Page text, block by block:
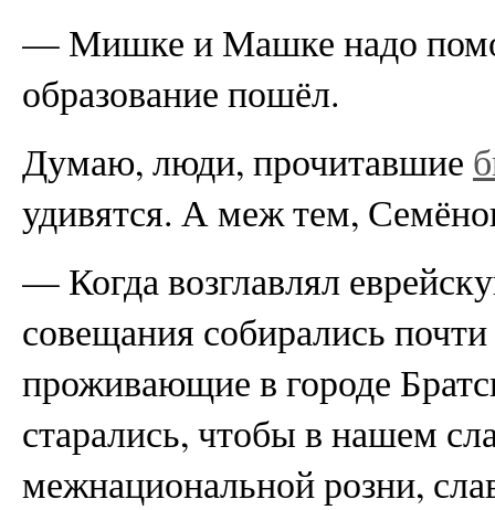
— Мишке и Машке надо
образование пошёл.
Думаю, люди, прочитавшие
удивятся. А меж тем,
— Когда возглавлял
совещания собирались
проживающие в городе
старались, чтобы в нашем
межнациональной розни,